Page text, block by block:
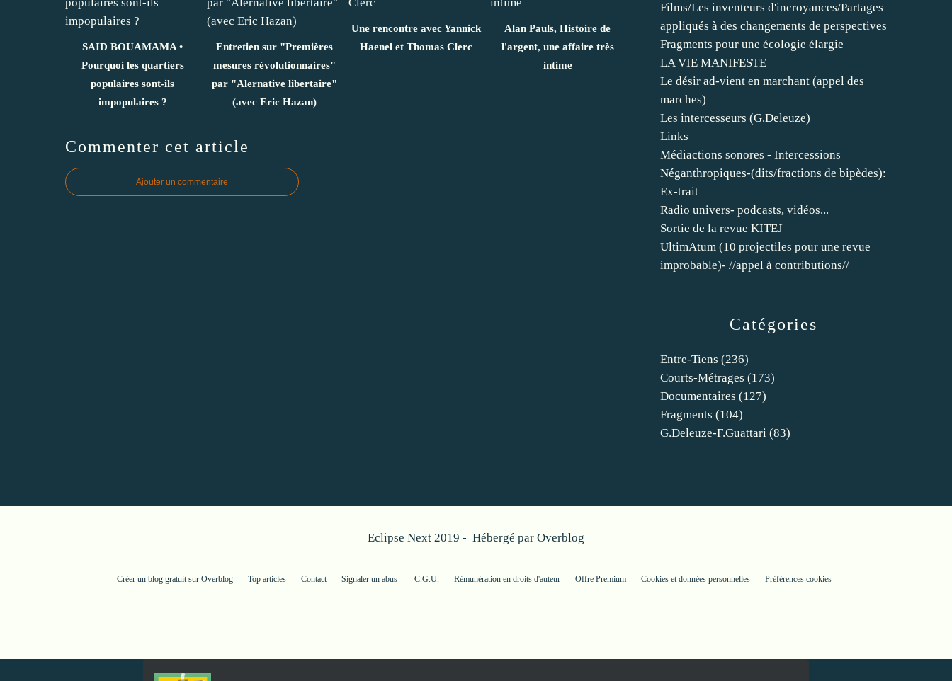
SAID BOUAMAMA •
Pourquoi les quartiers
populaires sont-ils
impopulaires ?
Entretien sur "Premières
mesures révolutionnaires"
par "Alernative libertaire"
(avec Eric Hazan)
Une rencontre avec Yannick
Haenel et Thomas Clerc
Alan Pauls, Histoire de
l'argent, une affaire très
intime
Commenter cet article
Ajouter un commentaire
Catégories
Entre-Tiens (236)
Courts-Métrages (173)
Documentaires (127)
Fragments (104)
G.deleuze-F.guattari (83)
Films/Les inventeurs d'incroyances/Partages
appliqués à des changements de perspectives
Fragments pour une écologie élargie
LA VIE MANIFESTE
Le désir ad-vient en marchant (appel des
marches)
Les intercesseurs (G.Deleuze)
Links
Médiactions sonores - Intercessions
Néganthropiques-(dits/fractions de bipèdes):
Ex-trait
Radio univers- podcasts, vidéos...
Sortie de la revue KITEJ
UltimAtum (10 projectiles pour une revue
improbable)- //appel à contributions//
Eclipse Next 2019 - Hébergé par Overblog
Créer un blog gratuit sur Overblog Top articles Contact Signaler un abus C.G.U. Rémunération en droits d'auteur Offre Premium Cookies et données personnelles Préférences cookies